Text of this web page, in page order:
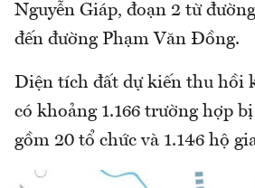
Nguyễn Giáp, đoạn 2 từ
đến đường Phạm Văn Đồng.
Diện tích đất dự kiến thu hồi
có khoảng 1.166 trường hợp
gồm 20 tổ chức và 1.146 hộ